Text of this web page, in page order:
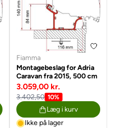
Fiamma
Montagebeslag for Adria
Caravan fra 2015, 500 cm
3.059,00 kr.
3.402,50 10%
Læg i kurv
Ikke på lager